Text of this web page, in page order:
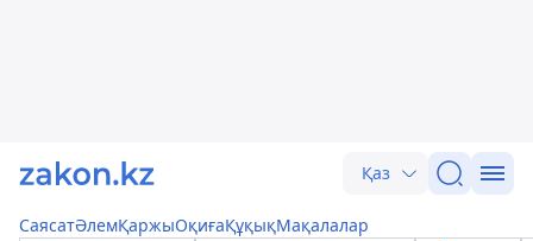
Қаз
СаясатӘлемҚаржыОқиғаҚұқықМақалалар